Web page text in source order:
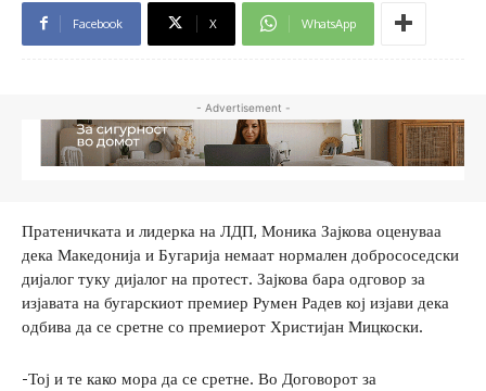
Facebook X WhatsApp
- Advertisement -
Пратеничката и лидерка на ЛДП, Моника Зајкова оценуваа
дека Македонија и Бугарија немаат нормален добрососедски
дијалог туку дијалог на протест. Зајкова бара одговор за
изјавата на бугарскиот премиер Румен Радев кој изјави дека
одбива да се сретне со премиерот Христијан Мицкоски.
-Тој и те како мора да се сретне. Во Договорот за